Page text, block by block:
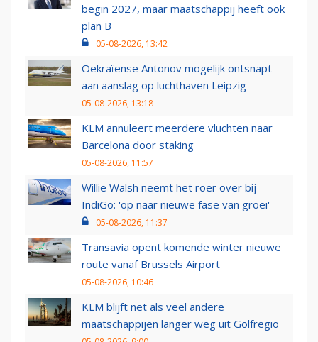
begin 2027, maar maatschappij heeft ook
plan B
05-08-2026, 13:42
Oekraïense Antonov mogelijk ontsnapt
aan aanslag op luchthaven Leipzig
05-08-2026, 13:18
KLM annuleert meerdere vluchten naar
Barcelona door staking
05-08-2026, 11:57
Willie Walsh neemt het roer over bij
IndiGo: 'op naar nieuwe fase van groei'
05-08-2026, 11:37
Transavia opent komende winter nieuwe
route vanaf Brussels Airport
05-08-2026, 10:46
KLM blijft net als veel andere
maatschappijen langer weg uit Golfregio